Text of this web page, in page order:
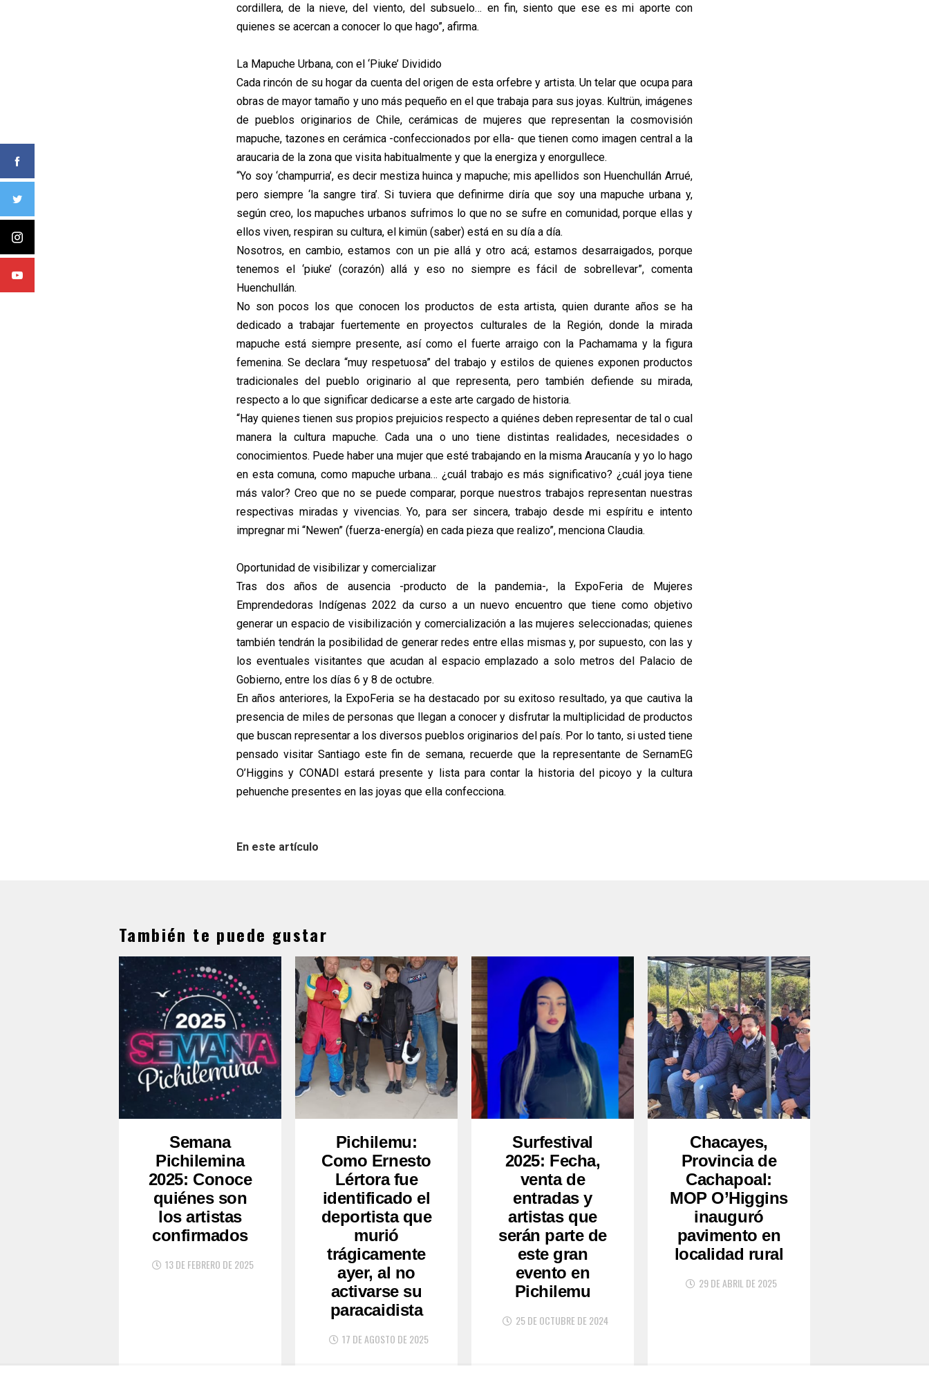
cordillera, de la nieve, del viento, del subsuelo… en fin, siento que ese es mi aporte con
quienes se acercan a conocer lo que hago”, afirma.
La Mapuche Urbana, con el ‘Piuke’ Dividido
Cada rincón de su hogar da cuenta del origen de esta orfebre y artista. Un telar que ocupa para
obras de mayor tamaño y uno más pequeño en el que trabaja para sus joyas. Kultrün, imágenes
de pueblos originarios de Chile, cerámicas de mujeres que representan la cosmovisión
mapuche, tazones en cerámica -confeccionados por ella- que tienen como imagen central a la
araucaria de la zona que visita habitualmente y que la energiza y enorgullece.
“Yo soy ‘champurria’, es decir mestiza huinca y mapuche; mis apellidos son Huenchullán Arrué,
pero siempre ‘la sangre tira’. Si tuviera que definirme diría que soy una mapuche urbana y,
según creo, los mapuches urbanos sufrimos lo que no se sufre en comunidad, porque ellas y
ellos viven, respiran su cultura, el kimün (saber) está en su día a día.
Nosotros, en cambio, estamos con un pie allá y otro acá; estamos desarraigados, porque
tenemos el ‘piuke’ (corazón) allá y eso no siempre es fácil de sobrellevar”, comenta
Huenchullán.
No son pocos los que conocen los productos de esta artista, quien durante años se ha
dedicado a trabajar fuertemente en proyectos culturales de la Región, donde la mirada
mapuche está siempre presente, así como el fuerte arraigo con la Pachamama y la figura
femenina. Se declara “muy respetuosa” del trabajo y estilos de quienes exponen productos
tradicionales del pueblo originario al que representa, pero también defiende su mirada,
respecto a lo que significar dedicarse a este arte cargado de historia.
“Hay quienes tienen sus propios prejuicios respecto a quiénes deben representar de tal o cual
manera la cultura mapuche. Cada una o uno tiene distintas realidades, necesidades o
conocimientos. Puede haber una mujer que esté trabajando en la misma Araucanía y yo lo hago
en esta comuna, como mapuche urbana… ¿cuál trabajo es más significativo? ¿cuál joya tiene
más valor? Creo que no se puede comparar, porque nuestros trabajos representan nuestras
respectivas miradas y vivencias. Yo, para ser sincera, trabajo desde mi espíritu e intento
impregnar mi “Newen” (fuerza-energía) en cada pieza que realizo”, menciona Claudia.
Oportunidad de visibilizar y comercializar
Tras dos años de ausencia -producto de la pandemia-, la ExpoFeria de Mujeres
Emprendedoras Indígenas 2022 da curso a un nuevo encuentro que tiene como objetivo
generar un espacio de visibilización y comercialización a las mujeres seleccionadas; quienes
también tendrán la posibilidad de generar redes entre ellas mismas y, por supuesto, con las y
los eventuales visitantes que acudan al espacio emplazado a solo metros del Palacio de
Gobierno, entre los días 6 y 8 de octubre.
En años anteriores, la ExpoFeria se ha destacado por su exitoso resultado, ya que cautiva la
presencia de miles de personas que llegan a conocer y disfrutar la multiplicidad de productos
que buscan representar a los diversos pueblos originarios del país. Por lo tanto, si usted tiene
pensado visitar Santiago este fin de semana, recuerde que la representante de SernamEG
O’Higgins y CONADI estará presente y lista para contar la historia del picoyo y la cultura
pehuenche presentes en las joyas que ella confecciona.
En este artículo
También te puede gustar
Semana
Pichilemina
2025: Conoce
quiénes son
los artistas
confirmados
13 DE FEBRERO DE 2025
Pichilemu:
Como Ernesto
Lértora fue
identificado el
deportista que
murió
trágicamente
ayer, al no
activarse su
paracaidista
17 DE AGOSTO DE 2025
Surfestival
2025: Fecha,
venta de
entradas y
artistas que
serán parte de
este gran
evento en
Pichilemu
25 DE OCTUBRE DE 2024
Chacayes,
Provincia de
Cachapoal:
MOP O’Higgins
inauguró
pavimento en
localidad rural
29 DE ABRIL DE 2025